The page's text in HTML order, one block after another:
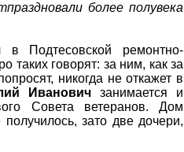
более полувека
Подтесовской ремонтно-
таких говорят: за ним, как за
никогда не откажет в
Ивановичзанимается и
Совета ветеранов. Дом
зато две дочери,